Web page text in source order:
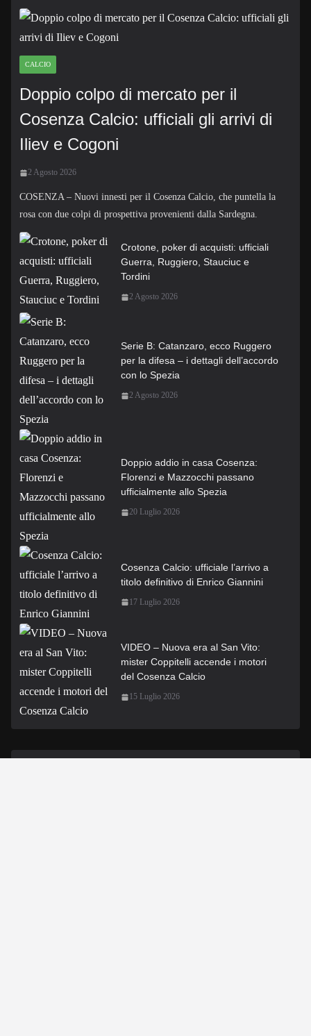
CALCIO
Doppio colpo di mercato per il
Cosenza Calcio: ufficiali gli arrivi di
Iliev e Cogoni
2 Agosto 2026
COSENZA – Nuovi innesti per il Cosenza Calcio, che puntella la
rosa con due colpi di prospettiva provenienti dalla Sardegna.
Crotone, poker di acquisti: ufficiali
Guerra, Ruggiero, Stauciuc e
Tordini
2 Agosto 2026
Serie B: Catanzaro, ecco Ruggero
per la difesa – i dettagli dell’accordo
con lo Spezia
2 Agosto 2026
Doppio addio in casa Cosenza:
Florenzi e Mazzocchi passano
ufficialmente allo Spezia
20 Luglio 2026
Cosenza Calcio: ufficiale l’arrivo a
titolo definitivo di Enrico Giannini
17 Luglio 2026
VIDEO – Nuova era al San Vito:
mister Coppitelli accende i motori
del Cosenza Calcio
15 Luglio 2026